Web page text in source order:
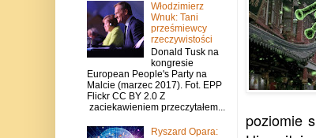
poziomie
Włodzimierz
Wnuk: Tani
prześmiewcy
rzeczywistości
Donald Tusk na
kongresie
European People's Party na
Malcie (marzec 2017). Fot. EPP
Flickr CC BY 2.0 Z
zaciekawieniem przeczytałem...
Ryszard Opara: